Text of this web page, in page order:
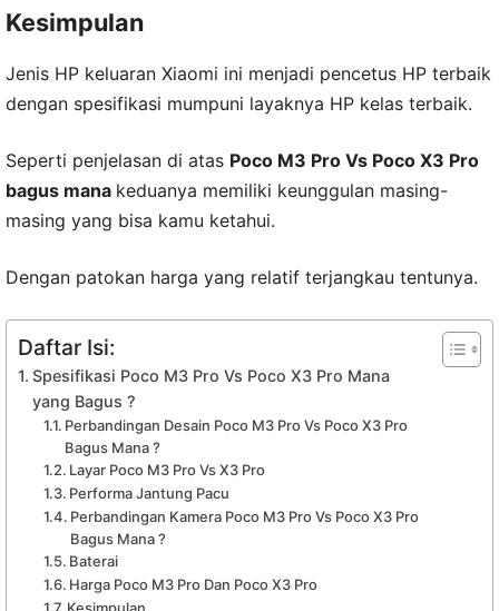
Kesimpulan
Jenis HP keluaran Xiaomi ini menjadi pencetus HP terbaik
dengan spesifikasi mumpuni layaknya HP kelas terbaik.
Seperti penjelasan di atas Poco M3 Pro Vs Poco X3 Pro
bagus mana keduanya memiliki keunggulan masing-
masing yang bisa kamu ketahui.
Dengan patokan harga yang relatif terjangkau tentunya.
Daftar Isi:
Spesifikasi Poco M3 Pro Vs Poco X3 Pro Mana
yang Bagus ?
Perbandingan Desain Poco M3 Pro Vs Poco X3 Pro
Bagus Mana ?
Layar Poco M3 Pro Vs X3 Pro
Performa Jantung Pacu
Perbandingan Kamera Poco M3 Pro Vs Poco X3 Pro
Bagus Mana ?
Baterai
Harga Poco M3 Pro Dan Poco X3 Pro